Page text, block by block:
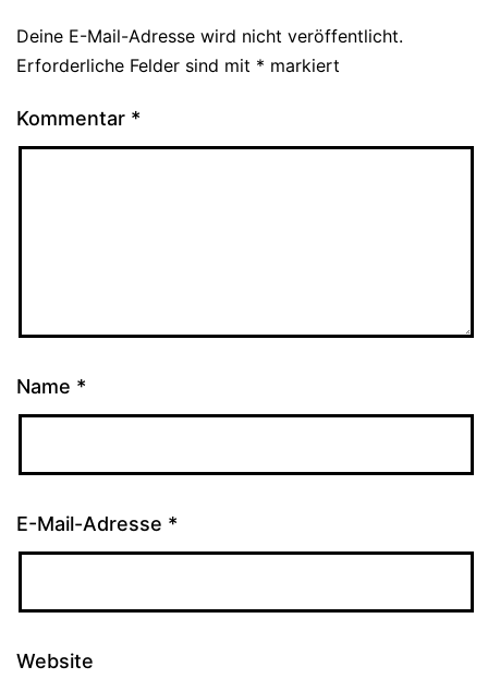
Deine E-Mail-Adresse wird nicht veröffentlicht.
Erforderliche Felder sind mit * markiert
Kommentar *
Name *
E-Mail-Adresse *
Website